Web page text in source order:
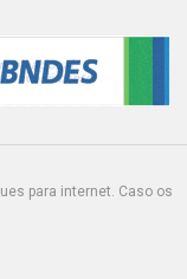
para internet. Caso os